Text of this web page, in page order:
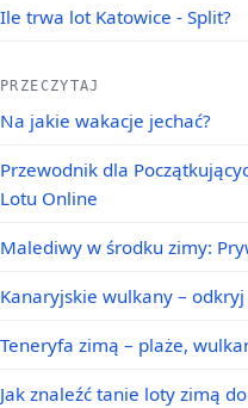
Ile trwa lot Katowice - Split?
PRZECZYTAJ
Na jakie wakacje jechać?
Przewodnik dla
Lotu Online
Malediwy w środku zimy:
Kanaryjskie wulkany –
Teneryfa zimą – plaże,
Jak znaleźć tanie loty zimą